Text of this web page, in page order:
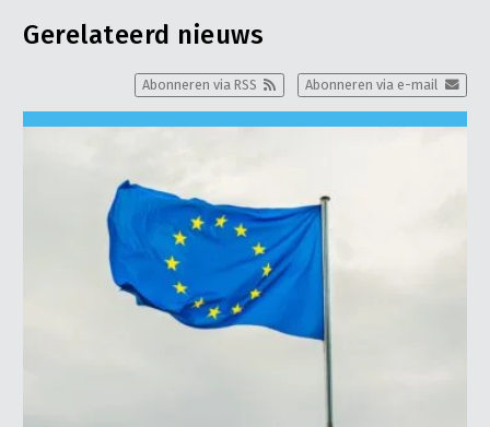
Gerelateerd nieuws
Abonneren via e-mail
Abonneren via RSS